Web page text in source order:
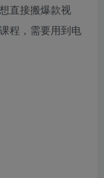
直接搬爆款视
程，需要用到电